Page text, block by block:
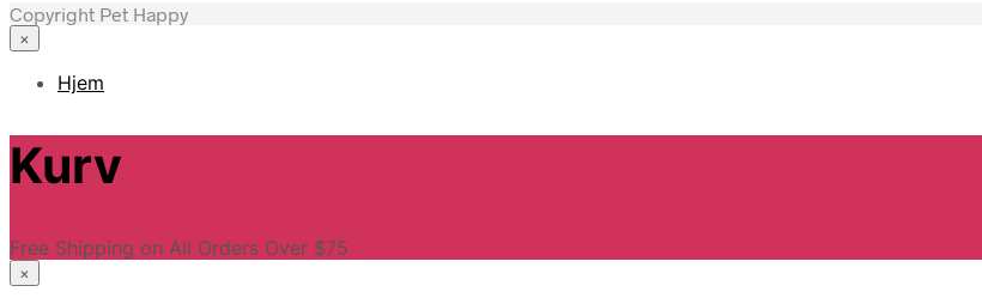
Copyright Pet Happy
×
Hjem
Kurv
Free Shipping on All Orders Over $75
×